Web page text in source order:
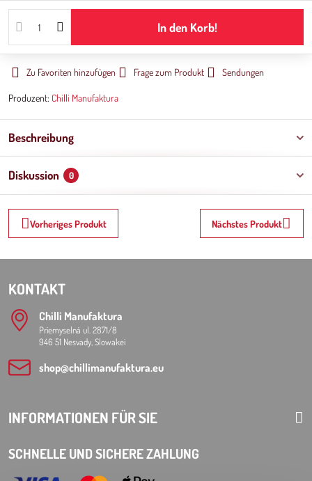
In den Korb!
Zu Favoriten hinzufügen Frage zum Produkt Sendungen
Produzent: Chilli Manufaktura
Beschreibung
Diskussion 0
Vorheriges Produkt Nächstes Produkt
KONTAKT
Chilli Manufaktura
Priemyselná ul. 2871/8
946 51 Nesvady, Slowakei
shop​@chillimanufaktura​.eu
INFORMATIONEN FÜR SIE
SCHNELLE UND SICHERE ZAHLUNG